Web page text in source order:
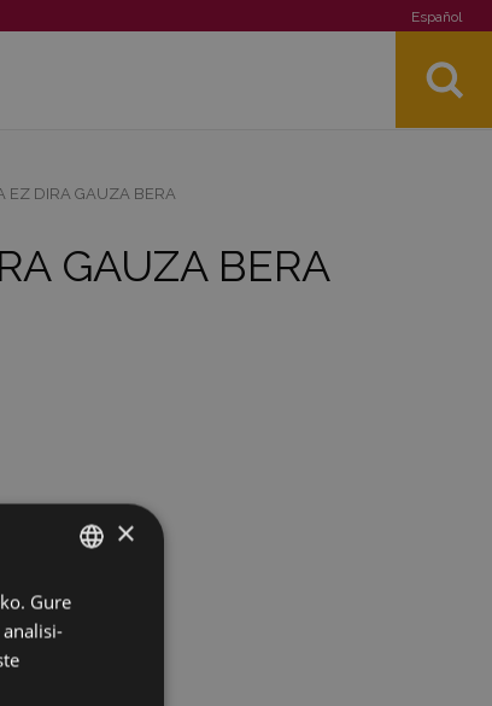
Español
EZ DIRA GAUZA BERA
GAUZA BERA
BASQUE
SPANISH
×
Gure